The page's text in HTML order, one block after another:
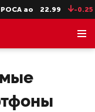
ао 22.99 -0.25